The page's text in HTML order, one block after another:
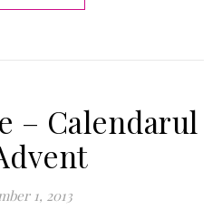
– Calendarul
1, 2013